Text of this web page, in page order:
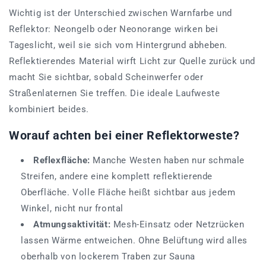
Wichtig ist der Unterschied zwischen Warnfarbe und
Reflektor: Neongelb oder Neonorange wirken bei
Tageslicht, weil sie sich vom Hintergrund abheben.
Reflektierendes Material wirft Licht zur Quelle zurück und
macht Sie sichtbar, sobald Scheinwerfer oder
Straßenlaternen Sie treffen. Die ideale Laufweste
kombiniert beides.
Worauf achten bei einer Reflektorweste?
Reflexfläche: Manche Westen haben nur schmale
Streifen, andere eine komplett reflektierende
Oberfläche. Volle Fläche heißt sichtbar aus jedem
Winkel, nicht nur frontal
Atmungsaktivität: Mesh-Einsatz oder Netzrücken
lassen Wärme entweichen. Ohne Belüftung wird alles
oberhalb von lockerem Traben zur Sauna